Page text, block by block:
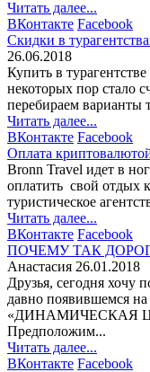
Читать далее...
ВКонтакте Facebook
Скидки в
26.06.2018
Купить в
некоторых пор стало
перебираем варианты
Читать далее...
ВКонтакте Facebook
Оплата
Вronn Travel идет в
оплатить свой отдых
туристическое
Читать далее...
ВКонтакте Facebook
ПОЧЕМУ ТАК
Анастасия 26.01.2018
Друзья, сегодня хочу
давно появившемся
«ДИНАМИЧЕСКАЯ
Предположим...
Читать далее...
ВКонтакте Facebook